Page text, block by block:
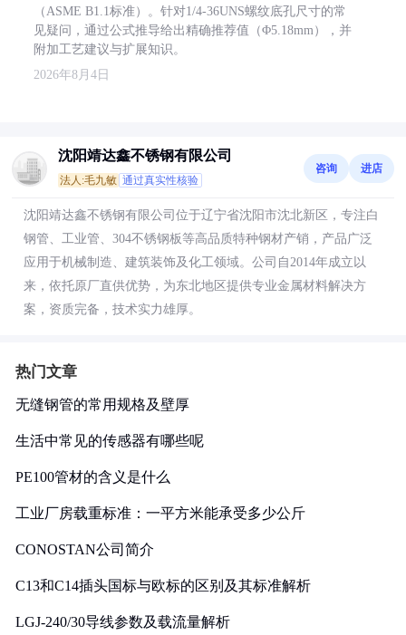
（ASME B1.1标准）。针对1/4-36UNS螺纹底孔尺寸的常
见疑问，通过公式推导给出精确推荐值（Φ5.18mm），并
附加工艺建议与扩展知识。
2026年8月4日
沈阳靖达鑫不锈钢有限公司
法人:毛九敏 通过真实性核验
咨询 进店
沈阳靖达鑫不锈钢有限公司位于辽宁省沈阳市沈北新区，专注白
钢管、工业管、304不锈钢板等高品质特种钢材产销，产品广泛
应用于机械制造、建筑装饰及化工领域。公司自2014年成立以
来，依托原厂直供优势，为东北地区提供专业金属材料解决方
案，资质完备，技术实力雄厚。
热门文章
无缝钢管的常用规格及壁厚
生活中常见的传感器有哪些呢
PE100管材的含义是什么
工业厂房载重标准：一平方米能承受多少公斤
CONOSTAN公司简介
C13和C14插头国标与欧标的区别及其标准解析
LGJ-240/30导线参数及载流量解析